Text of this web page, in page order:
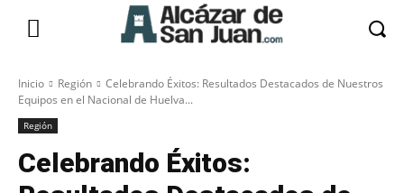
Inicio Región
Celebrando Éxitos: Resultados Destacados de Nuestros
Equipos en el Nacional de Huelva...
Región
Celebrando Éxitos: